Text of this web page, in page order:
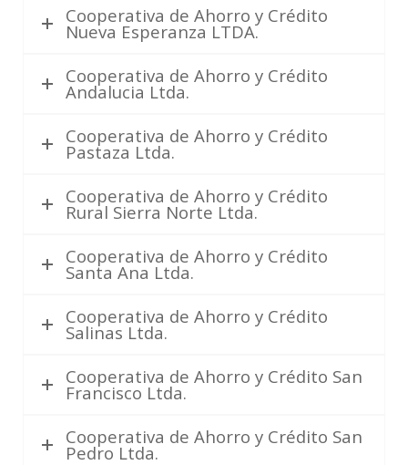
Cooperativa de Ahorro y Crédito
Nueva Esperanza LTDA.
Cooperativa de Ahorro y Crédito
Andalucia Ltda.
Cooperativa de Ahorro y Crédito
Pastaza Ltda.
Cooperativa de Ahorro y Crédito
Rural Sierra Norte Ltda.
Cooperativa de Ahorro y Crédito
Santa Ana Ltda.
Cooperativa de Ahorro y Crédito
Salinas Ltda.
Cooperativa de Ahorro y Crédito San
Francisco Ltda.
Cooperativa de Ahorro y Crédito San
Pedro Ltda.